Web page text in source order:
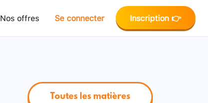
Nos offres Se connecter Inscription 👉
Toutes les matières